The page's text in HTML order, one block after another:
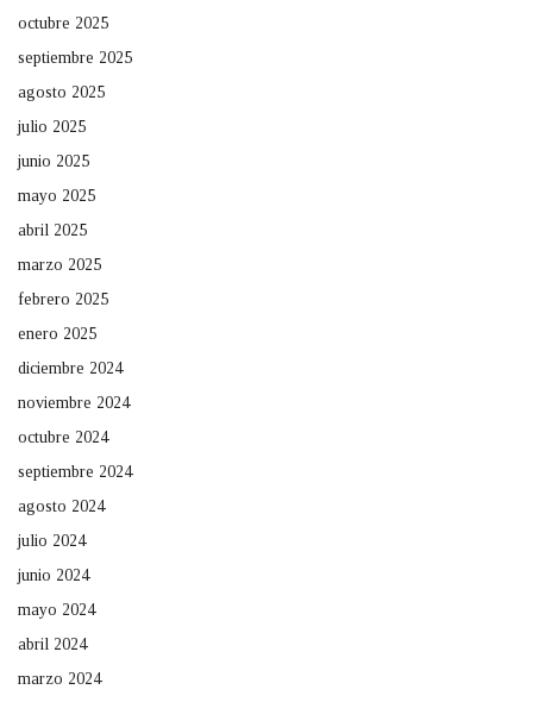
octubre 2025
septiembre 2025
agosto 2025
julio 2025
junio 2025
mayo 2025
abril 2025
marzo 2025
febrero 2025
enero 2025
diciembre 2024
noviembre 2024
octubre 2024
septiembre 2024
agosto 2024
julio 2024
junio 2024
mayo 2024
abril 2024
marzo 2024